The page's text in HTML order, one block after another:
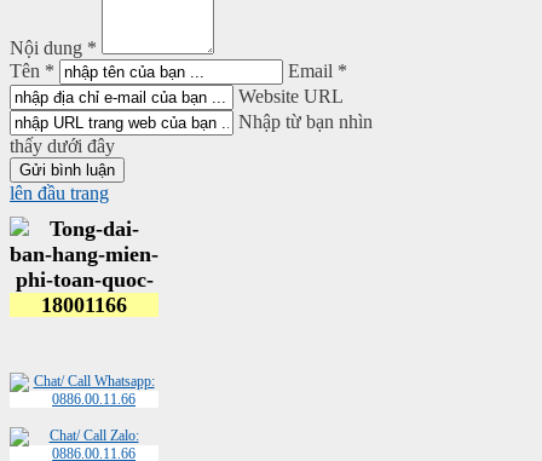
Nội dung *
Tên *
Email *
Website URL
Nhập từ bạn nhìn
thấy dưới đây
lên đầu trang